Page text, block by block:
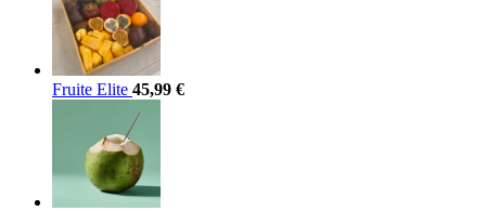
Fruite Elite 45,99 €